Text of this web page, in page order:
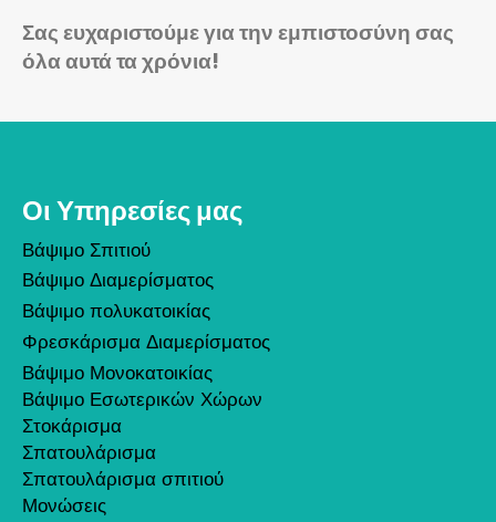
Σας ευχαριστούμε για την εμπιστοσύνη σας
όλα αυτά τα χρόνια!
Οι Υπηρεσίες μας
Βάψιμο Σπιτιού
Βάψιμο Διαμερίσματος
Βάψιμο πολυκατοικίας
Φρεσκάρισμα Διαμερίσματος
Βάψιμο Μονοκατοικίας
Βάψιμο Εσωτερικών Χώρων
Στοκάρισμα
Σπατουλάρισμα
Σπατουλάρισμα σπιτιού
Μονώσεις